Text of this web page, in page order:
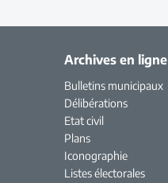
Archives en ligne
Bulletins municipaux
Délibérations
Etat civil
Plans
Iconographie
Listes électorales